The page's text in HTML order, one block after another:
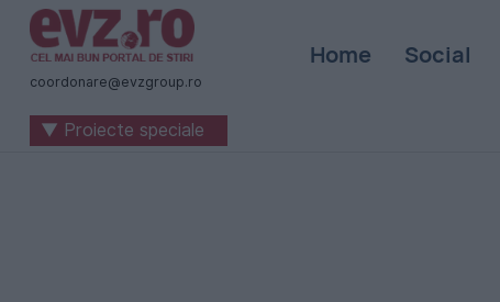
Știri
naționale
internaționale
coordonare@evzgroup.ro
Home Social
▼ Proiecte speciale